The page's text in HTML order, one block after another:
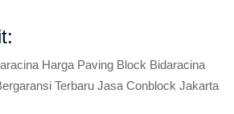
Harga Paving Block Bidaracina
Terbaru Jasa Conblock Jakarta